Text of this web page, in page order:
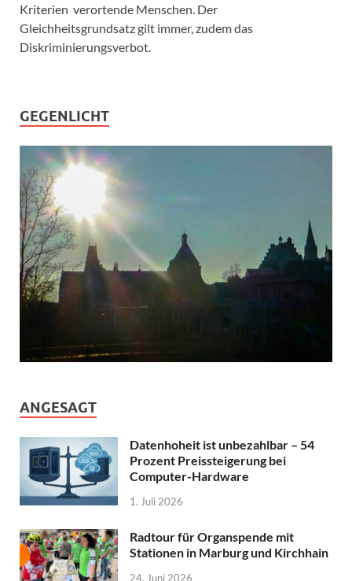
Kriterien verortende Menschen. Der
Gleichheitsgrundsatz gilt immer, zudem das
Diskriminierungsverbot.
GEGENLICHT
ANGESAGT
Datenhoheit ist unbezahlbar – 54
Prozent Preissteigerung bei
Computer-Hardware
1. Juli 2026
Radtour für Organspende mit
Stationen in Marburg und Kirchhain
24. Juni 2026